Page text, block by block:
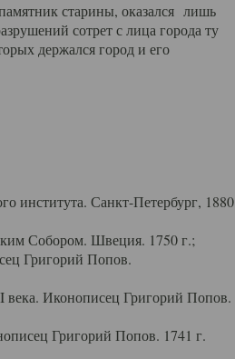
старины, оказался лишь
сотрет с лица города ту
держался город и его
института. Санкт-Петербург, 1880
Собором. Швеция. 1750 г.;
Григорий Попов.
Иконописец Григорий Попов.
Григорий Попов. 1741 г.